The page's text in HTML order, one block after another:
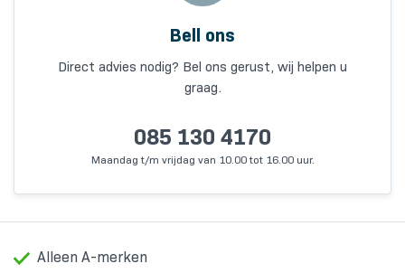
Bell ons
Direct advies nodig? Bel ons gerust, wij helpen u
graag.
085 130 4170
Maandag t/m vrijdag van 10.00 tot 16.00 uur.
Alleen A-merken